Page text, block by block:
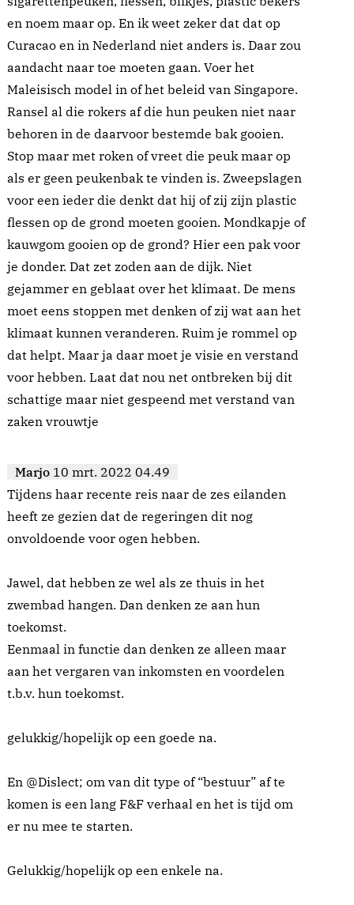
en noem maar op. En ik weet zeker dat dat op
Curacao en in Nederland niet anders is. Daar zou
aandacht naar toe moeten gaan. Voer het
Maleisisch model in of het beleid van Singapore.
Ransel al die rokers af die hun peuken niet naar
behoren in de daarvoor bestemde bak gooien.
Stop maar met roken of vreet die peuk maar op
als er geen peukenbak te vinden is. Zweepslagen
voor een ieder die denkt dat hij of zij zijn plastic
flessen op de grond moeten gooien. Mondkapje of
kauwgom gooien op de grond? Hier een pak voor
je donder. Dat zet zoden aan de dijk. Niet
gejammer en geblaat over het klimaat. De mens
moet eens stoppen met denken of zij wat aan het
klimaat kunnen veranderen. Ruim je rommel op
dat helpt. Maar ja daar moet je visie en verstand
voor hebben. Laat dat nou net ontbreken bij dit
schattige maar niet gespeend met verstand van
zaken vrouwtje
Marjo 10 mrt. 2022 04.49
Tijdens haar recente reis naar de zes eilanden
heeft ze gezien dat de regeringen dit nog
onvoldoende voor ogen hebben.
Jawel, dat hebben ze wel als ze thuis in het
zwembad hangen. Dan denken ze aan hun
toekomst.
Eenmaal in functie dan denken ze alleen maar
aan het vergaren van inkomsten en voordelen
t.b.v. hun toekomst.
gelukkig/hopelijk op een goede na.
En @Dislect; om van dit type of “bestuur” af te
komen is een lang F&F verhaal en het is tijd om
er nu mee te starten.
Gelukkig/hopelijk op een enkele na.